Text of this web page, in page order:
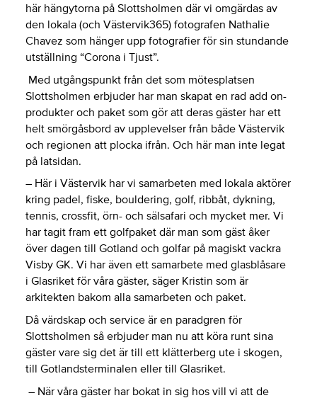
här hängytorna på Slottsholmen där vi omgärdas av
den lokala (och Västervik365) fotografen Nathalie
Chavez som hänger upp fotografier för sin stundande
utställning “Corona i Tjust”.
Med utgångspunkt från det som mötesplatsen
Slottsholmen erbjuder har man skapat en rad add on-
produkter och paket som gör att deras gäster har ett
helt smörgåsbord av upplevelser från både Västervik
och regionen att plocka ifrån. Och här man inte legat
på latsidan.
– Här i Västervik har vi samarbeten med lokala aktörer
kring padel, fiske, bouldering, golf, ribbåt, dykning,
tennis, crossfit, örn- och sälsafari och mycket mer. Vi
har tagit fram ett golfpaket där man som gäst åker
över dagen till Gotland och golfar på magiskt vackra
Visby GK. Vi har även ett samarbete med glasblåsare
i Glasriket för våra gäster, säger Kristin som är
arkitekten bakom alla samarbeten och paket.
Då värdskap och service är en paradgren för
Slottsholmen så erbjuder man nu att köra runt sina
gäster vare sig det är till ett klätterberg ute i skogen,
till Gotlandsterminalen eller till Glasriket.
– När våra gäster har bokat in sig hos vill vi att de